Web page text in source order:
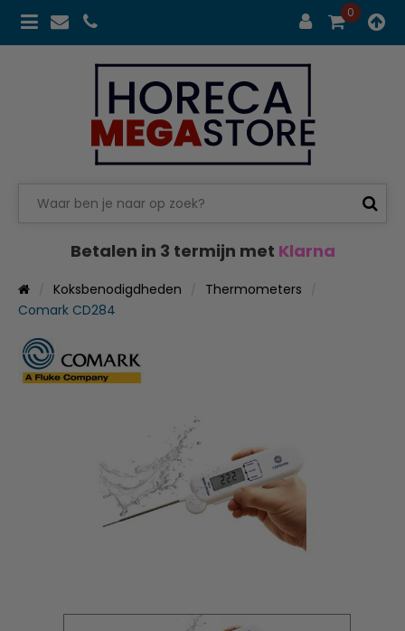
0
Betalen in 3 termijn met Klarna
Koksbenodigdheden
Thermometers
Comark CD284